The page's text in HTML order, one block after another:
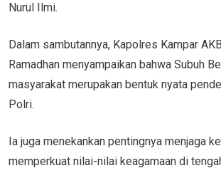
Nurul Ilmi.
Dalam sambutannya, Kapolres Kampar
Ramadhan menyampaikan bahwa Subuh
masyarakat merupakan bentuk nyata
Polri.
Ia juga menekankan pentingnya menjaga
memperkuat nilai-nilai keagamaan di